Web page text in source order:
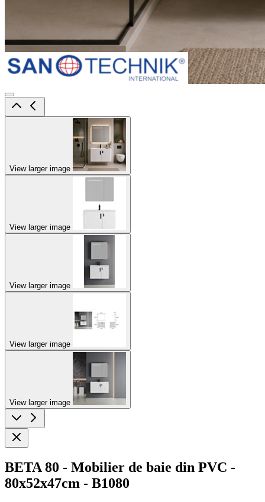
View larger image
View larger image
View larger image
View larger image
View larger image
BETA 80 - Mobilier de baie din PVC -
80x52x47cm - B1080